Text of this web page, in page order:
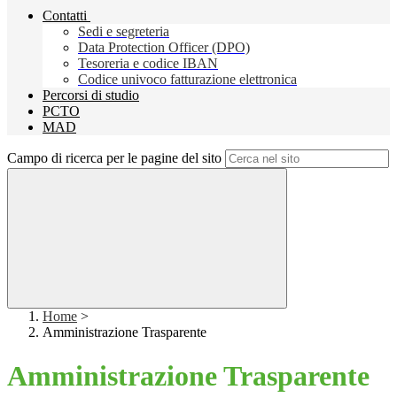
Contatti
Sedi e segreteria
Data Protection Officer (DPO)
Tesoreria e codice IBAN
Codice univoco fatturazione elettronica
Percorsi di studio
PCTO
MAD
Campo di ricerca per le pagine del sito
Home >
Amministrazione Trasparente
Amministrazione Trasparente